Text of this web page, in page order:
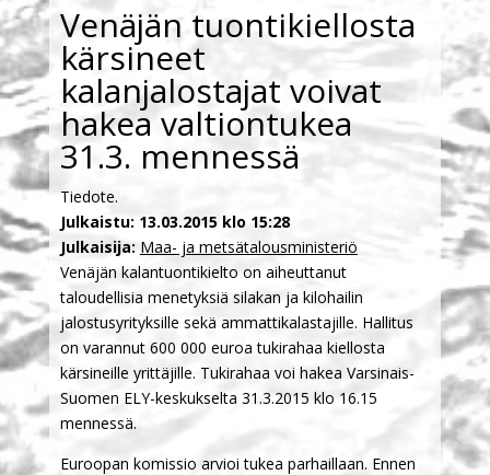
Venäjän tuontikiellosta
kärsineet
kalanjalostajat voivat
hakea valtiontukea
31.3. mennessä
Tiedote.
Julkaistu: 13.03.2015 klo 15:28
Julkaisija: Maa- ja metsätalousministeriö
Venäjän kalantuontikielto on aiheuttanut
taloudellisia menetyksiä silakan ja kilohailin
jalostusyrityksille sekä ammattikalastajille. Hallitus
on varannut 600 000 euroa tukirahaa kiellosta
kärsineille yrittäjille. Tukirahaa voi hakea Varsinais-
Suomen ELY-keskukselta 31.3.2015 klo 16.15
mennessä.
Euroopan komissio arvioi tukea parhaillaan. Ennen